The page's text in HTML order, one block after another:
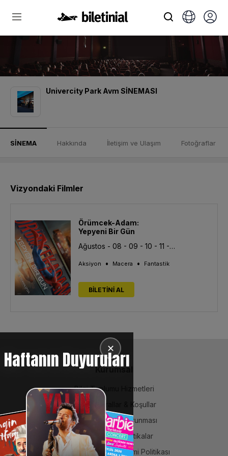
Univercity Park Avm SİNEMASI
SİNEMA Hakkında İletişim ve Ulaşım Fotoğraflar
Vizyondaki Filmler
Örümcek-Adam:
Yepyeni Bir Gün
Ağustos - 08 - 09 - 10 - 11 - 12 - 13
Aksiyon • Macera • Fantastik
BİLETİNİ AL
✕
Haftanın Duyuruları
Kurumsal
Bilgi Toplumu Hizmetleri
BiPuan Kurallar & Koşullar
Kişisel Verilerin Korunması
Sözleşme ve Politikalar
Entegre Yönetim Sistemi Politikası